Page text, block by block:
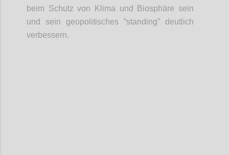
beim Schutz von Klima und Biosphäre sein
und sein geopolitisches “standing” deutlich
verbessern.